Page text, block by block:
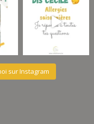
sur Instagram